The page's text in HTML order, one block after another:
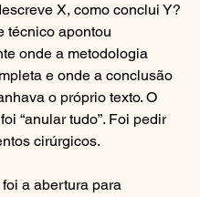
X, como conclui Y?
técnico apontou
onde a metodologia
e onde a conclusão
o próprio texto. O
“anular tudo”. Foi pedir
cirúrgicos.
a abertura para